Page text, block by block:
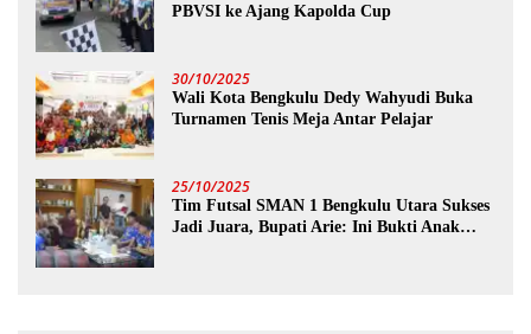
PBVSI ke Ajang Kapolda Cup
30/10/2025
Wali Kota Bengkulu Dedy Wahyudi Buka
Turnamen Tenis Meja Antar Pelajar
25/10/2025
Tim Futsal SMAN 1 Bengkulu Utara Sukses
Jadi Juara, Bupati Arie: Ini Bukti Anak